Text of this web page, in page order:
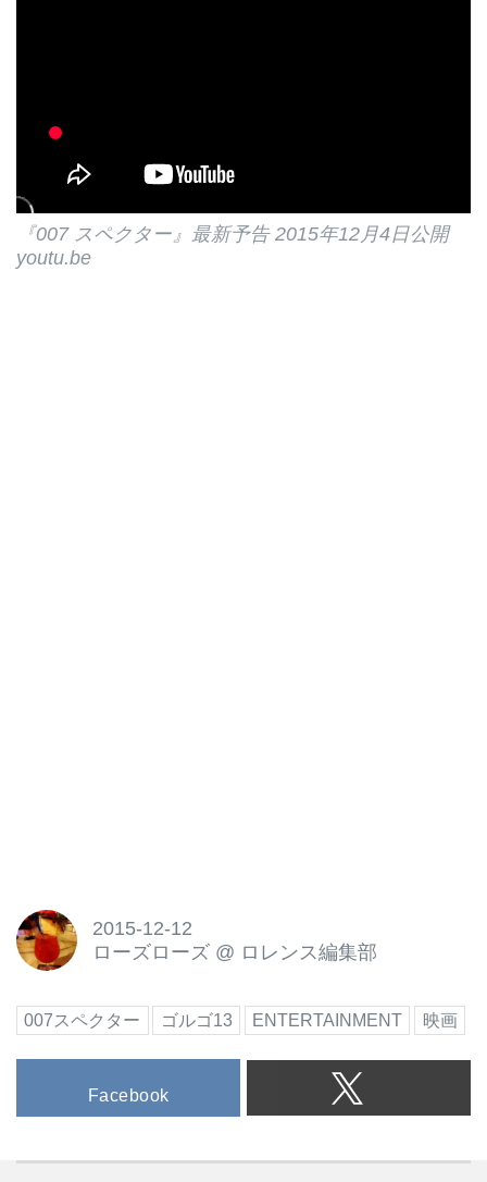
『007 スペクター』最新予告 2015年12月4日公開
youtu.be
2015-12-12
ローズローズ @ ロレンス編集部
007スペクター ゴルゴ13 ENTERTAINMENT 映画
Facebook